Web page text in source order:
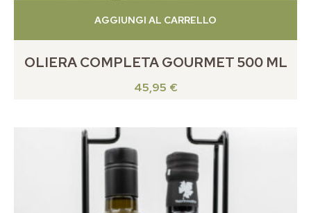
OLIERA COMPLETA GOURMET 500 ML
45,95 €
AGGIUNGI AL CARRELLO